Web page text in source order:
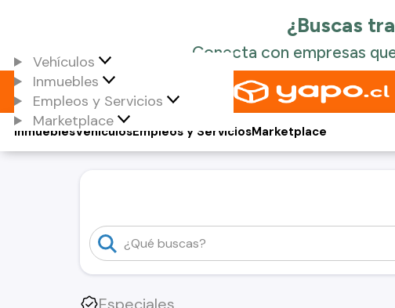
Vehículos
Inmuebles
Empleos y Servicios
Marketplace
Vehículos
Inmuebles Empleos y ServiciosMarketplace